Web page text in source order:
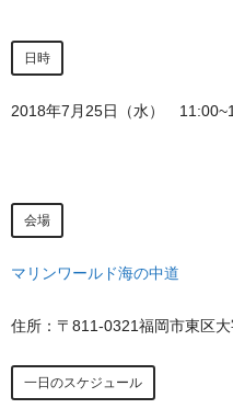
日時
2018年7月25日（水）
会場
マリンワールド海の中道
住所：〒811-0321福岡市東区
一日のスケジュール